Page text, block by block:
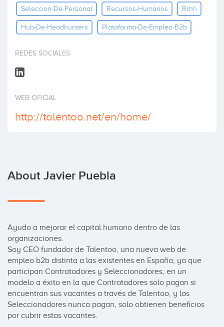
InvestSeleccion-De-Personal Recursos-Humanos Rrhh
Hub-De-Headhunters Plataforma-De-Empleo-B2b
REDES SOCIALES
WEB OFICIAL
http://talentoo.net/en/home/
About Javier Puebla
Ayudo a mejorar el capital humano dentro de las
organizaciones.
Soy CEO fundador de Talentoo, una nueva web de
empleo b2b distinta a las existentes en España, ya que
participan Contratadores y Seleccionadores, en un
modelo a éxito en la que Contratadores solo pagan si
encuentran sus vacantes a través de Talentoo, y los
Seleccionadores nunca pagan, solo obtienen beneficios
por cubrir estas vacantes.